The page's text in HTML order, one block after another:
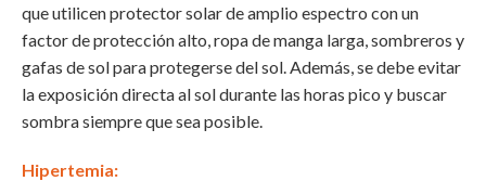
que utilicen protector solar de amplio espectro con un
factor de protección alto, ropa de manga larga, sombreros y
gafas de sol para protegerse del sol. Además, se debe evitar
la exposición directa al sol durante las horas pico y buscar
sombra siempre que sea posible.
Hipertemia: